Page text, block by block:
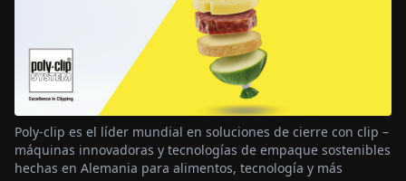
Poly-clip es el líder mundial en soluciones de cierre con clip –
máquinas innovadoras y tecnologías de empaque sostenibles
hechas en Alemania para alimentos, tecnología y más